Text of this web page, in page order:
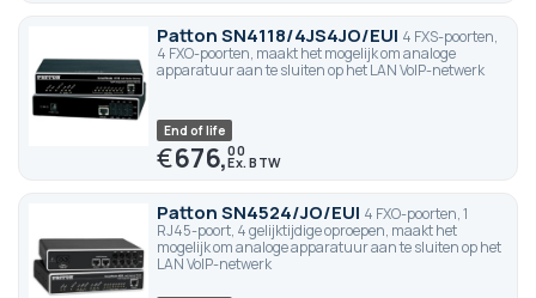
Patton SN4118/4JS4JO/EUI 4 FXS-poorten,
4 FXO-poorten, maakt het mogelijk om analoge
apparatuur aan te sluiten op het LAN VoIP-netwerk
End of life
€676,00
Patton SN4524/JO/EUI 4 FXO-poorten, 1
RJ45-poort, 4 gelijktijdige oproepen, maakt het
mogelijk om analoge apparatuur aan te sluiten op het
LAN VoIP-netwerk